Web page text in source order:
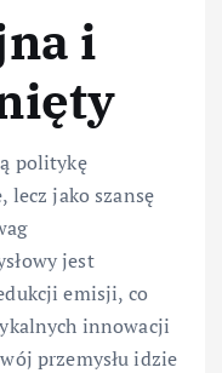
i
politykę
lecz jako szansę
jest
emisji, co
innowacji
przemysłu idzie